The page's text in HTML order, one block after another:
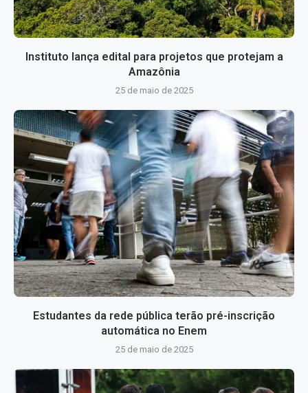
Instituto lança edital para projetos que protejam a
Amazônia
25 de maio de 2025
Estudantes da rede pública terão pré-inscrição
automática no Enem
25 de maio de 2025